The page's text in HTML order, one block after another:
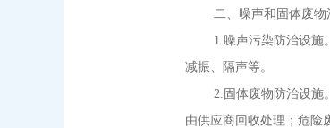
二、噪声和固体废物
1.噪声污染防治设施。
减振、隔声等。
2.固体废物防治设施。
由供应商回收处理；危险